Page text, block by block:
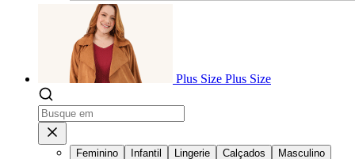
Plus Size Plus Size
Feminino Infantil Lingerie Calçados
Masculino